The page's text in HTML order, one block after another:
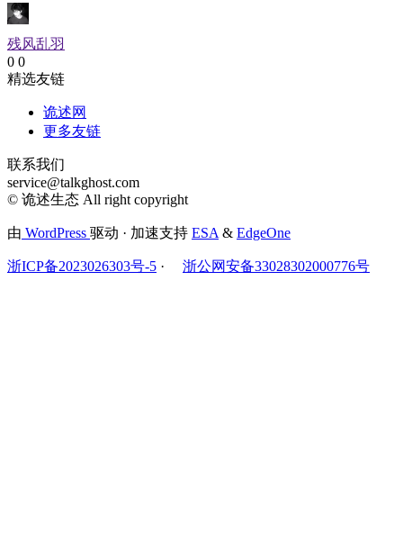
残风乱羽
0 0
精选友链
诡述网
更多友链
联系我们
service@talkghost.com
© 诡述生态 All right copyright
由 WordPress 驱动 · 加速支持 ESA & EdgeOne
浙ICP备2023026303号-5 · 浙公网安备33028302000776号